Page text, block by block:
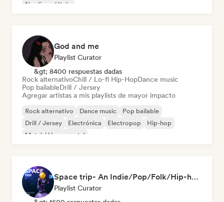
Nu-disco / Italo
God and me
Playlist Curator
&gt; 8400 respuestas dadas
Rock alternativoChill / Lo-fi Hip-HopDance music
Pop bailableDrill / Jersey
Agregar artistas a mis playlists de mayor impacto
Rock alternativo Dance music
Pop bailable
Drill / Jersey
Electrónica Electropop
Hip-hop
Metal / Heavy metal
Space trip- An Indie/Pop/Folk/Hip-hop/Rock Playlist
Playlist Curator